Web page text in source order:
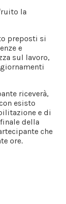
la
preposti si
e
sul lavoro,
riceverà,
esisto
e di
della
che
ore.